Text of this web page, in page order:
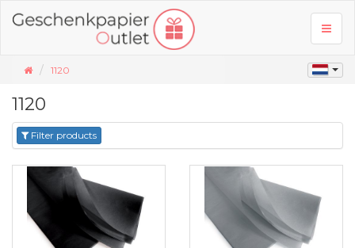
1120
1120
Filter products